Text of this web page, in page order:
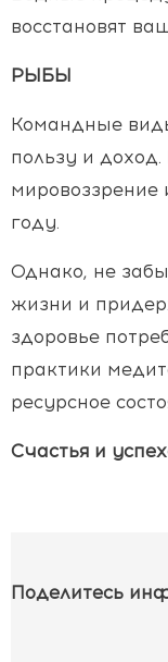
восстановят
РЫБЫ
Командные
пользу и
мировоззрение
году.
Однако, не
жизни и
здоровье
практики
ресурсное
Счастья и
Поделитесь